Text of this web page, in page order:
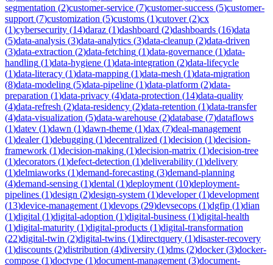
segmentation (2)customer-service (7)customer-success (5)customer-
support (7)customization (5)customs (1)cutover(2)cx
(1)cybersecurity (14)daraz (1)dashboard (2)dashboards (16)data
(5)data-analysis (3)data-analytics (3)data-cleanup (2)data-driven
(3)data-extraction (2)data-fetching (1)data-governance (1)data-
handling (1)data-hygiene (1)data-integration (2)data-lifecycle
(1)data-literacy (1)data-mapping (1)data-mesh (1)data-migration
(8)data-modeling (5)data-pipeline (1)data-platform (2)data-
preparation (1)data-privacy (4)data-protection (14)data-quality
(4)data-refresh (2)data-residency (2)data-retention (1)data-transfer
(4)data-visualization (5)data-warehouse (2)database (7)dataflows
(1)datev (1)dawn (1)dawn-theme (1)dax (7)deal-management
(1)dealer(1)debugging (1)decentralized (1)decision (1)decision-
framework (1)decision-making (1)decision-matrix (1)decision-tree
(1)decorators (1)defect-detection (1)deliverability (1)delivery
(1)delmiaworks (1)demand-forecasting (3)demand-planning
(4)demand-sensing (1)dental (1)deployment (10)deployment-
pipelines (1)design (2)design-system (1)developer(1)development
(13)device-management (1)devops (29)devsecops (1)dgfip (1)dian
(1)digital (1)digital-adoption (1)digital-business (1)digital-health
(1)digital-maturity (1)digital-products (1)digital-transformation
(22)digital-twin (2)digital-twins (1)directquery (1)disaster-recovery
(1)discounts (2)distribution (4)diversity (1)dms (2)docker(3)docker-
compose (1)doctype (1)document-management (3)document-